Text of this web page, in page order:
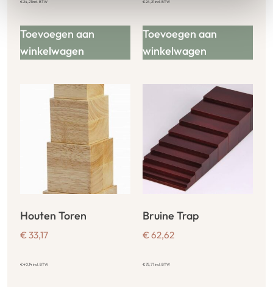
€24,21incl. BTW
Toevoegen aan
winkelwagen
€24,21incl. BTW
Toevoegen aan
winkelwagen
Houten Toren
€ 33,17
€40,14incl. BTW
Bruine Trap
€ 62,62
€75,77incl. BTW